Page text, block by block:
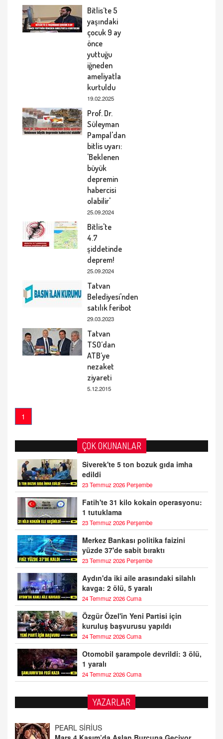
Bitlis’te 5
yaşındaki
çocuk 9 ay
önce
yuttuğu
iğneden
ameliyatla
kurtuldu
19.02.2025
Prof. Dr.
Süleyman
Pampal'dan
bitlis uyarı:
'Beklenen
büyük
depremin
habercisi
olabilir'
25.09.2024
Bitlis'te
4.7
şiddetinde
deprem!
25.09.2024
Tatvan
Belediyesi'nden
satılık feribot
29.03.2023
Tatvan
TSO’dan
ATB’ye
nezaket
ziyareti
5.12.2015
1
ÇOK OKUNANLAR
Siverek'te 5 ton bozuk gıda imha
edildi
23 Temmuz 2026 Perşembe
Fatih'te 31 kilo kokain operasyonu:
1 tutuklama
23 Temmuz 2026 Perşembe
Merkez Bankası politika faizini
yüzde 37'de sabit bıraktı
23 Temmuz 2026 Perşembe
Aydın'da iki aile arasındaki silahlı
kavga: 2 ölü, 5 yaralı
24 Temmuz 2026 Cuma
Özgür Özel'in Yeni Partisi için
kuruluş başvurusu yapıldı
24 Temmuz 2026 Cuma
Otomobil şarampole devrildi: 3 ölü,
1 yaralı
24 Temmuz 2026 Cuma
YAZARLAR
PEARL SİRİUS
01.11.2025 14:25